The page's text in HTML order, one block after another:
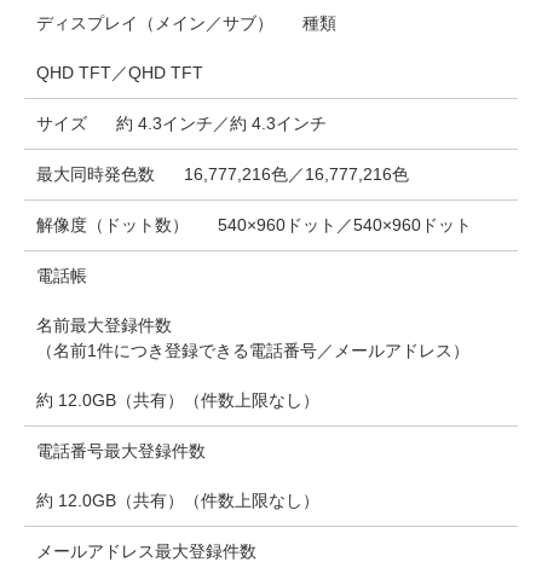
ディスプレイ（メイン／サブ） 種類
QHD TFT／QHD TFT
サイズ 約 4.3インチ／約 4.3インチ
最大同時発色数 16,777,216色／16,777,216色
解像度（ドット数） 540×960ドット／540×960ドット
電話帳
名前最大登録件数
（名前1件につき登録できる電話番号／メールアドレス）
約 12.0GB（共有）（件数上限なし）
電話番号最大登録件数
約 12.0GB（共有）（件数上限なし）
メールアドレス最大登録件数